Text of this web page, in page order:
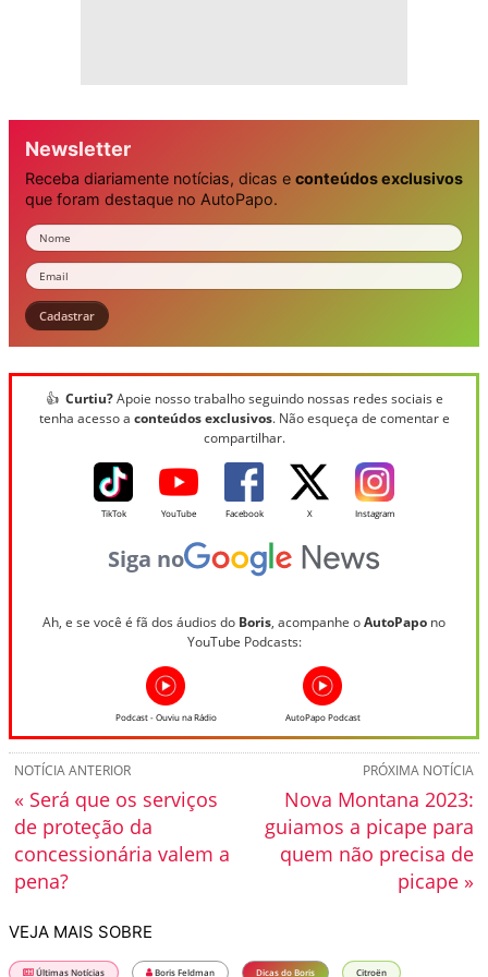
Newsletter
Receba diariamente notícias, dicas e conteúdos exclusivos
que foram destaque no AutoPapo.
Nome
Email
Cadastrar
👍 Curtiu?Apoie nosso trabalho seguindo nossas redes sociais e
tenha acesso a conteúdos exclusivos. Não esqueça de comentar e
compartilhar.
TikTok YouTube Facebook X Instagram
Siga no
Ah, e se você é fã dos áudios do Boris, acompanhe oAutoPapo no
YouTube Podcasts:
Podcast - Ouviu na Rádio AutoPapo Podcast
PRÓXIMA NOTÍCIA
Nova Montana 2023:
guiamos a picape para
quem não precisa de
picape »
NOTÍCIA ANTERIOR
« Será que os serviços
de proteção da
concessionária valem a
pena?
VEJA MAIS SOBRE
Últimas Notícias Boris Feldman Dicas do Boris Citroën